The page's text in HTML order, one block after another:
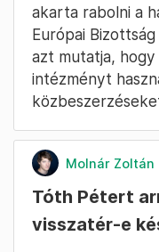
Molnár Zoltán
Mi lesz a
Mennyire
kormányzati
intézmény” ez
tervezik
nem eltérve a
annak a hatalmi
akarta rabolni a